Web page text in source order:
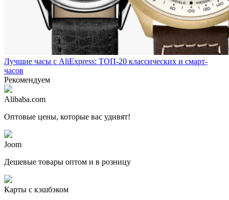
Лучшие часы с AliExpress: ТОП-20 классических и смарт-
часов
Рекомендуем
Alibaba.com
Оптовые цены, которые вас удивят!
Joom
Дешевые товары оптом и в розницу
Карты с кэшбэком